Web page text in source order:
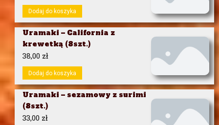
Dodaj do koszyka
Uramaki – California z
krewetką (8szt.)
38,00 zł
Dodaj do koszyka
Uramaki – sezamowy z surimi
(8szt.)
33,00 zł